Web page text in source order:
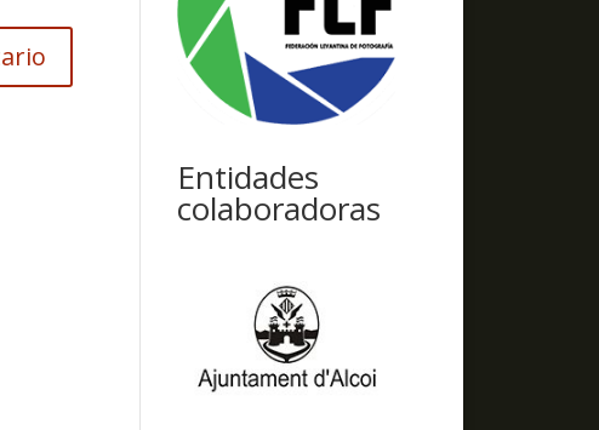
Entidades
colaboradoras